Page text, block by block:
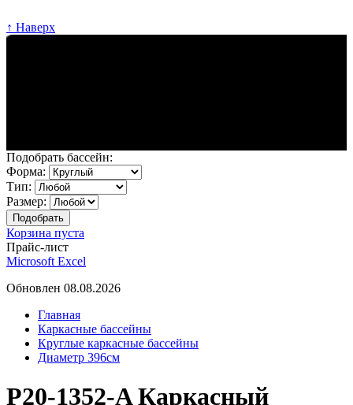
↑ Наверх
Подобрать бассейн:
Форма:
Тип:
Размер:
Корзина пуста
Прайс-лист
Microsoft Excel
Обновлен 08.08.2026
Главная
Каркасные бассейны
Круглые каркасные бассейны
Диаметр 396см
P20-1352-A Каркасный